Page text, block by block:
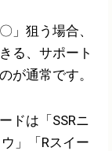
」狙う場合、
る、サポート
が通常です。
ドは「SSRニ
」「Rスイー